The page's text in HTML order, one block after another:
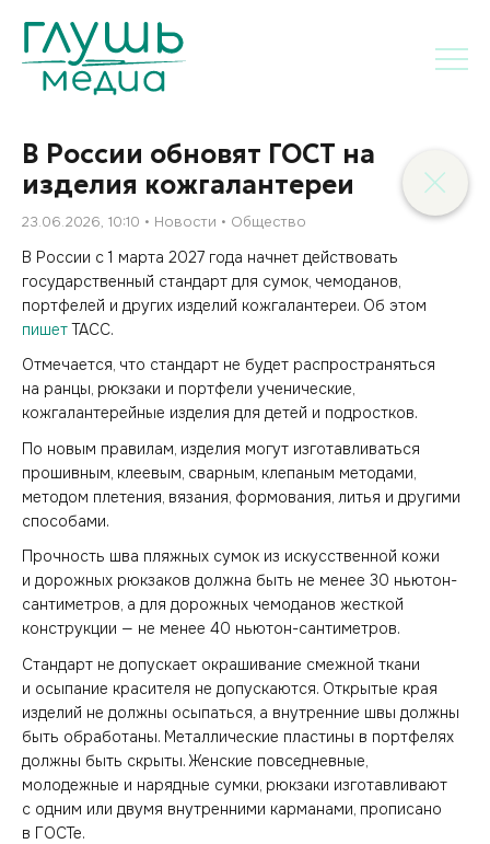
В России обновят ГОСТ на
изделия кожгалантереи
23.06.2026, 10:10 Новости Общество
В России с 1 марта 2027 года начнет действовать
государственный стандарт для сумок, чемоданов,
портфелей и других изделий кожгалантереи. Об этом
пишетТАСС.
Отмечается, что стандарт не будет распространяться
на ранцы, рюкзаки и портфели ученические,
кожгалантерейные изделия для детей и подростков.
По новым правилам, изделия могут изготавливаться
прошивным, клеевым, сварным, клепаным методами,
методом плетения, вязания, формования, литья и другими
способами.
Прочность шва пляжных сумок из искусственной кожи
и дорожных рюкзаков должна быть не менее 30 ньютон-
сантиметров, а для дорожных чемоданов жесткой
конструкции — не менее 40 ньютон-сантиметров.
Стандарт не допускает окрашивание смежной ткани
и осыпание красителя не допускаются. Открытые края
изделий не должны осыпаться, а внутренние швы должны
быть обработаны. Металлические пластины в портфелях
должны быть скрыты. Женские повседневные,
молодежные и нарядные сумки, рюкзаки изготавливают
с одним или двумя внутренними карманами, прописано
в ГОСТе.